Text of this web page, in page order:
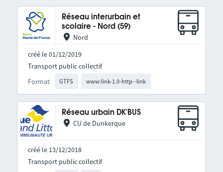
Réseau interurbain et
scolaire - Nord (59)
Nord
créé le 01/12/2019
Format GTFS www:link-1.0-http--link
Transport public collectif
Réseau urbain DK'BUS
CU de Dunkerque
créé le 13/12/2018
Transport public collectif